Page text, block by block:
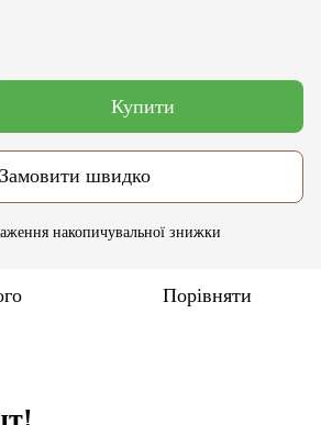
Купити
Замовити швидко
накопичувальної знижки
Порівняти